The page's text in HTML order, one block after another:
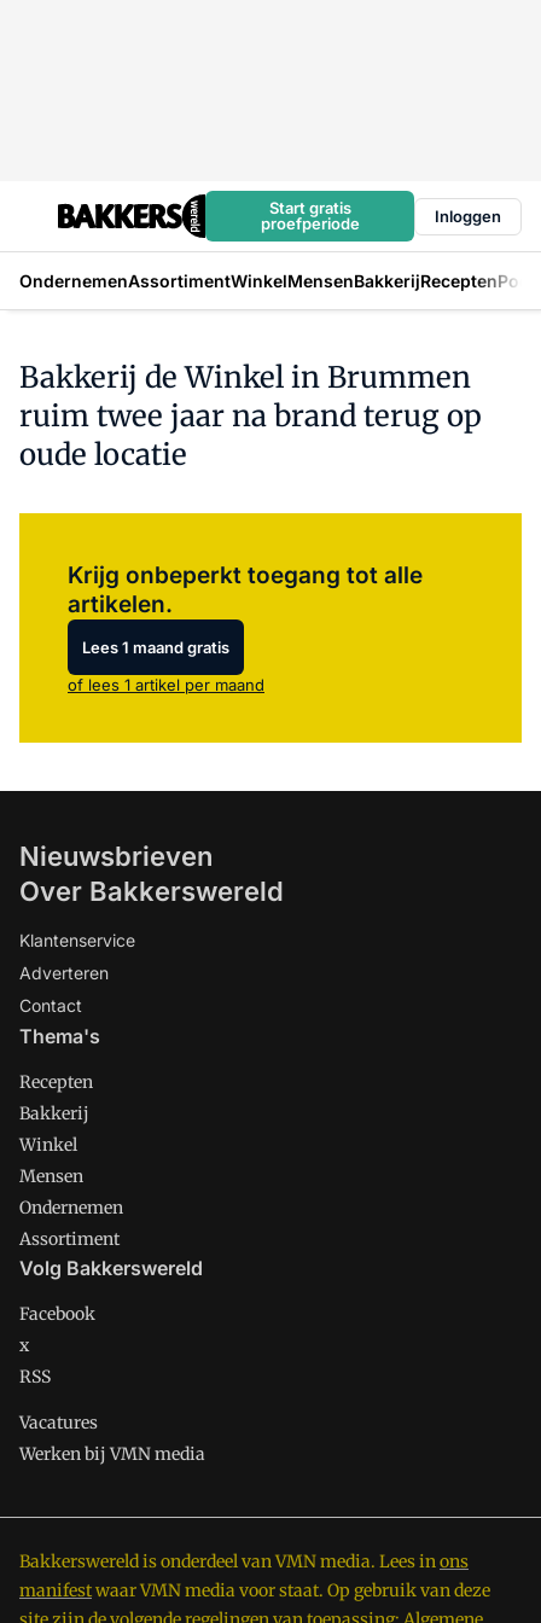
Start gratis
proefperiode
Inloggen
OndernemenAssortimentWinkelMensenBakkerijRecepten
Bakkerij de Winkel in Brummen
ruim twee jaar na brand terug op
oude locatie
Krijg onbeperkt toegang tot alle
artikelen.
Lees 1 maand gratis
of lees 1 artikel per maand
Nieuwsbrieven
Over Bakkerswereld
Klantenservice
Adverteren
Contact
Thema's
Recepten
Bakkerij
Winkel
Mensen
Ondernemen
Assortiment
Volg Bakkerswereld
Facebook
x
RSS
Vacatures
Werken bij VMN media
Bakkerswereld is onderdeel van VMN media. Lees inons
manifestwaar VMN media voor staat. Op gebruik van deze